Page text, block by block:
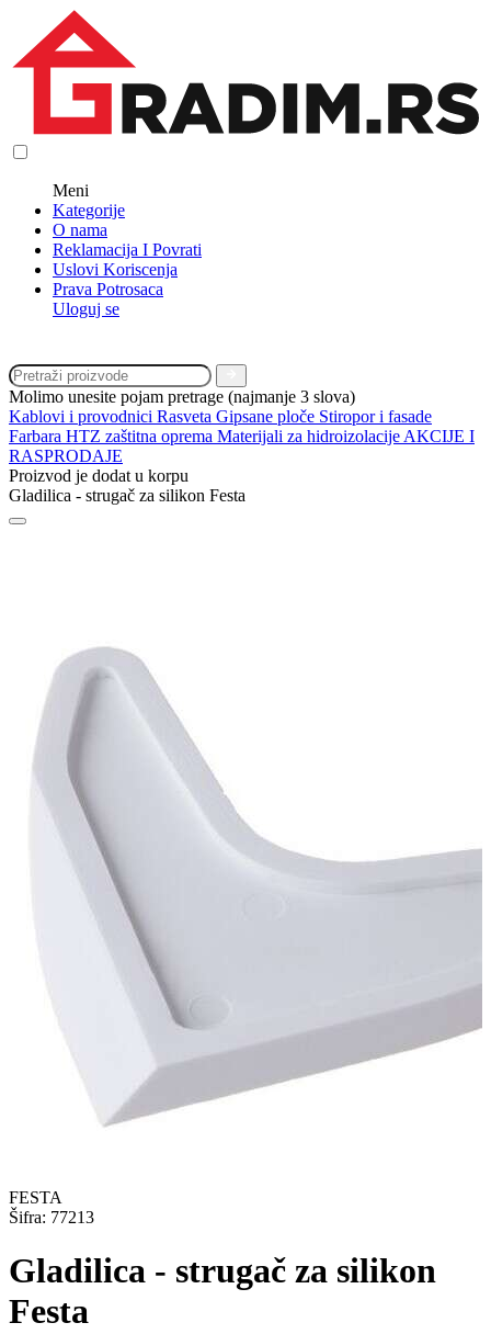
Meni
Kategorije
O nama
Reklamacija I Povrati
Uslovi Koriscenja
Prava Potrosaca
Uloguj se
Molimo unesite pojam pretrage (najmanje 3 slova)
Kablovi i provodnici Rasveta Gipsane ploče Stiropor i fasade
Farbara HTZ zaštitna oprema Materijali za hidroizolacije AKCIJE I
RASPRODAJE
Proizvod je dodat u korpu
Gladilica - strugač za silikon Festa
FESTA
Šifra: 77213
Gladilica - strugač za silikon
Festa